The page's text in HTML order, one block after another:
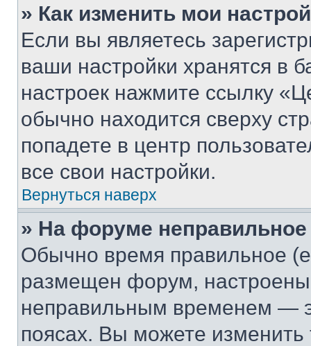
» Как изменить мои
Если вы являетесь
ваши настройки хранятся в
настроек нажмите ссылку
обычно находится сверху
попадете в центр
все свои настройки.
Вернуться наверх
» На форуме
Обычно время правильное
размещен форум, настроены
неправильным временем —
поясах. Вы можете изменить